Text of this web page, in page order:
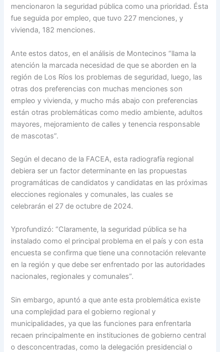
mencionaron la seguridad pública como una prioridad. Ésta
fue seguida por empleo, que tuvo 227 menciones, y
vivienda, 182 menciones.
Ante estos datos, en el análisis de Montecinos “llama la
atención la marcada necesidad de que se aborden en la
región de Los Ríos los problemas de seguridad, luego, las
otras dos preferencias con muchas menciones son
empleo y vivienda, y mucho más abajo con preferencias
están otras problemáticas como medio ambiente, adultos
mayores, mejoramiento de calles y tenencia responsable
de mascotas”.
Según el decano de la FACEA, esta radiografía regional
debiera ser un factor determinante en las propuestas
programáticas de candidatos y candidatas en las próximas
elecciones regionales y comunales, las cuales se
celebrarán el 27 de octubre de 2024.
Yprofundizó: “Claramente, la seguridad pública se ha
instalado como el principal problema en el país y con esta
encuesta se confirma que tiene una connotación relevante
en la región y que debe ser enfrentado por las autoridades
nacionales, regionales y comunales”.
Sin embargo, apuntó a que ante esta problemática existe
una complejidad para el gobierno regional y
municipalidades, ya que las funciones para enfrentarla
recaen principalmente en instituciones de gobierno central
o desconcentradas, como la delegación presidencial o